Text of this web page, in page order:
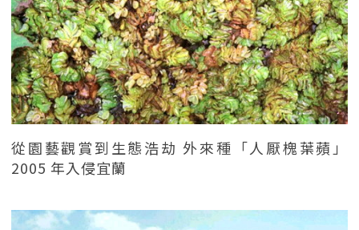
從園藝觀賞到生態浩劫 外來種「人厭槐葉蘋」
2005 年入侵宜蘭